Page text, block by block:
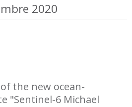
2020
the new ocean-
"Sentinel-6 Michael